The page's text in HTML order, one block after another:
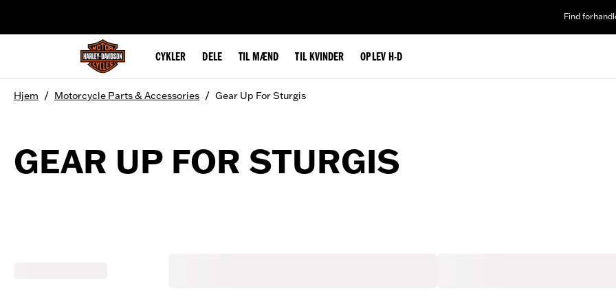
Find
CYKLER DELE TIL MÆND TIL KVINDER OPLEV H-D
Hjem / Motorcycle Parts & Accessories / Gear Up For Sturgis
GEAR UP FOR STURGIS